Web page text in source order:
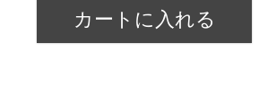
カートに入れる